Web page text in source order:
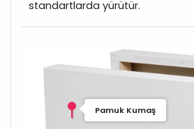
standartlarda yürütür.
Pamuk Kumaş